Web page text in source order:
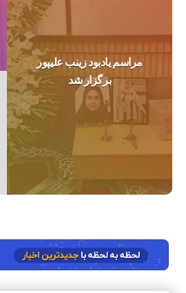
مراسم یادبود زینب علیپور
برگزار شد